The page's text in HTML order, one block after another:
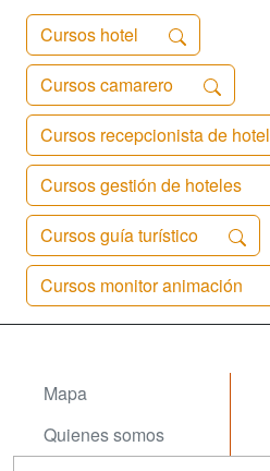
Cursos hotel
Cursos camarero
Cursos recepcionista de hotel
Cursos gestión de hoteles
Cursos guía turístico
Cursos monitor animación
Mapa
Quienes somos